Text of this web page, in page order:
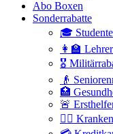
Abo Boxen
Sonderrabatte
🎓
👩‍🏫
🎖️
👴
🏥
🚨
👩‍⚕️